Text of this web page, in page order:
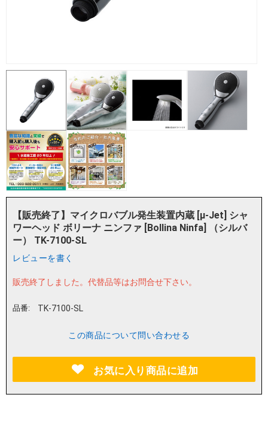
【販売終了】マイクロバブル発生装置内蔵 [μ-Jet] シャ
ワーヘッド ボリーナ ニンファ [Bollina Ninfa] （シルバ
ー） TK-7100-SL
レビューを書く
販売終了しました。 代替品等はお問合せ下さい。
品番: TK-7100-SL
この商品について問い合わせる
お気に入り商品に追加